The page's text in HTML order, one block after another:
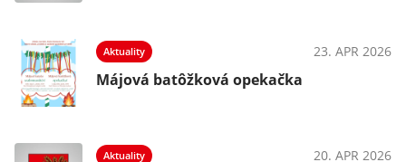
Aktuality 23. APR 2026
Májová batôžková opekačka
Aktuality 20. APR 2026